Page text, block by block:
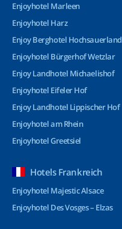
Enjoyhotel Marleen
Enjoyhotel Harz
Enjoy Berghotel Hochsauerland
Enjoyhotel Bürgerhof Wetzlar
Enjoy Landhotel Michaelishof
Enjoyhotel Eifeler Hof
Enjoy Landhotel Lippischer Hof
Enjoyhotel am Rhein
Enjoyhotel Greetsiel
Hotels Frankreich
Enjoyhotel Majestic Alsace
Enjoyhotel Des Vosges – Elzas